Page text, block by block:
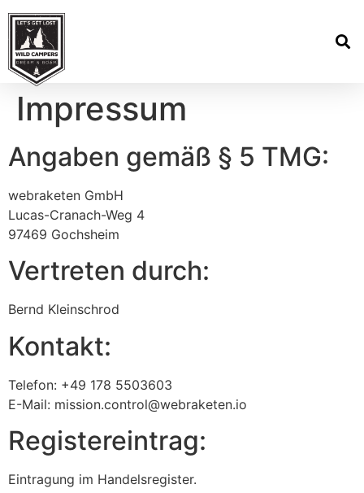
Impressum
Angaben gemäß § 5 TMG:
webraketen GmbH
Lucas-Cranach-Weg 4
97469 Gochsheim
Vertreten durch:
Bernd Kleinschrod
Kontakt:
Telefon: +49 178 5503603
E-Mail: mission.control@webraketen.io
Registereintrag:
Eintragung im Handelsregister.